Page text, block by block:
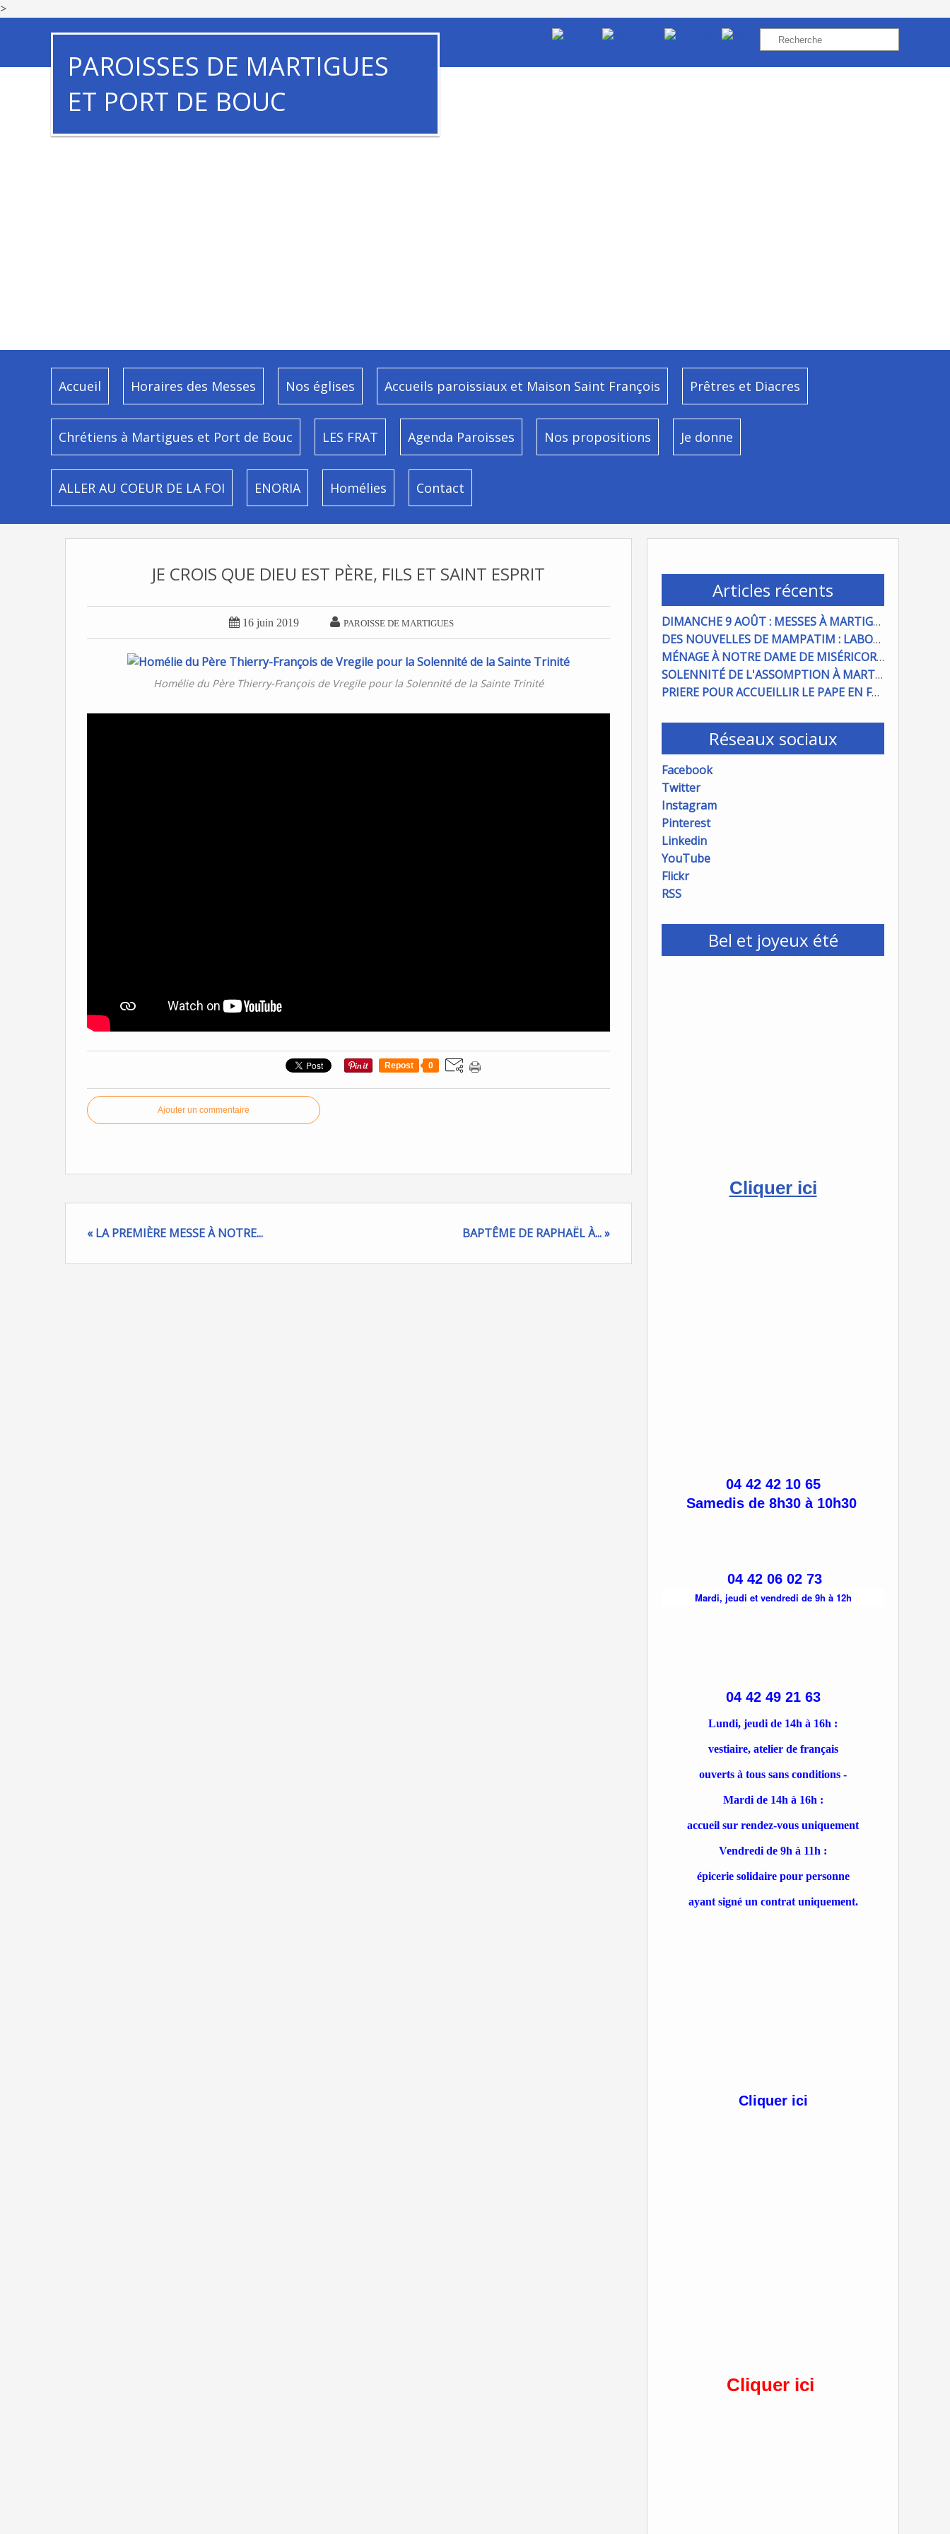
>
PAROISSES DE MARTIGUES
ET PORT DE BOUC
Accueil Horaires des Messes Nos églises Accueils paroissiaux et Maison Saint François Prêtres et Diacres
Chrétiens à Martigues et Port de Bouc LES FRAT Agenda Paroisses Nos propositions Je donne
ALLER AU COEUR DE LA FOI ENORIA Homélies Contact
Articles récents
DIMANCHE 9 AOÛT : MESSES À MARTIGUES ET PORT DE BOUC
DES NOUVELLES DE MAMPATIM : LABOUR DU CHAMP PAROISSIAL
MÉNAGE À NOTRE DAME DE MISÉRICORDE : ON COMPTE SUR VOUS !
SOLENNITÉ DE L'ASSOMPTION À MARTIGUES ET PORT DE BOUC
PRIERE POUR ACCUEILLIR LE PAPE EN FRANCE
Réseaux sociaux
Facebook
Twitter
Instagram
Pinterest
Linkedin
YouTube
Flickr
RSS
Bel et joyeux été
Cliquer ici
04 42 42 10 65
Samedis de 8h30 à 10h30
04 42 06 02 73
Mardi, jeudi et vendredi de 9h à 12h
04 42 49 21 63
Lundi, jeudi de 14h à 16h :
vestiaire, atelier de français
ouverts à tous sans conditions -
Mardi de 14h à 16h :
accueil sur rendez-vous uniquement
Vendredi de 9h à 11h :
épicerie solidaire pour personne
ayant signé un contrat uniquement.
Cliquer ici
Cliquer ici
JE CROIS QUE DIEU EST PÈRE, FILS ET SAINT ESPRIT
 16 juin 2019  PAROISSE DE MARTIGUES
Homélie du Père Thierry-François de Vregile pour la Solennité de la Sainte Trinité
Repost 0
Ajouter un commentaire
« LA PREMIÈRE MESSE À NOTRE... BAPTÊME DE RAPHAËL À... »